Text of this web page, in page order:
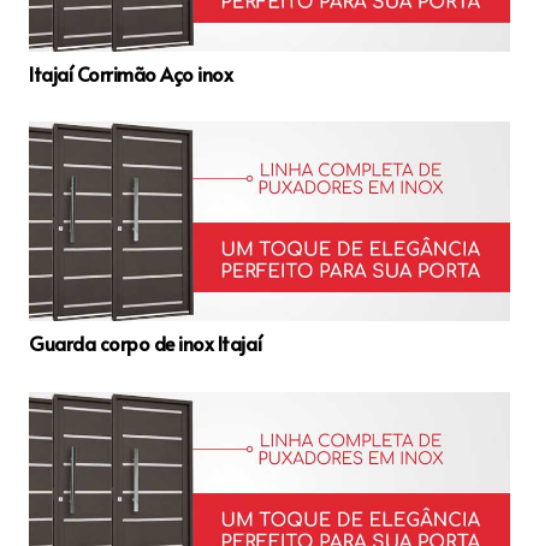
Itajaí Corrimão Aço inox
Guarda corpo de inox Itajaí